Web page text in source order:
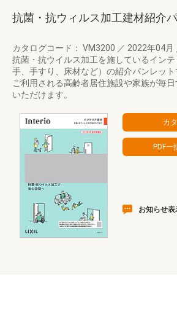
抗菌・抗ウィルス加工建材紹介
カタログコード： VM3200 ／ 2022年04月
抗菌・抗ウイルス加工を施しているイン
手、手すり、床材など）の紹介パンレッ
ご利用される高齢者居住施設や家族が毎
いただけます。
お知らせ表